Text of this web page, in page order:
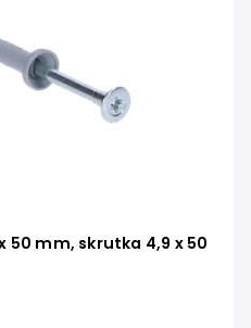
50 mm, skrutka 4,9 x 50